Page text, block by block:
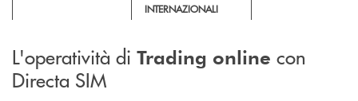
INTERNAZIONALI
L'operatività di Trading online con
Directa SIM